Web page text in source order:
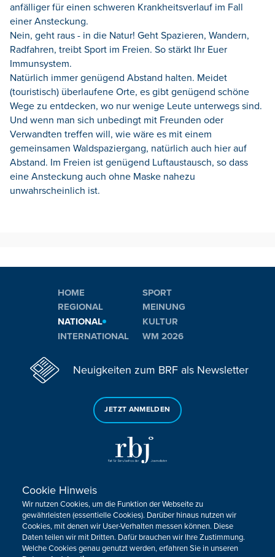
anfälliger für einen schweren Krankheitsverlauf im Fall
einer Ansteckung.
Nein, geht raus - in die Natur! Geht Spazieren, Wandern,
Radfahren, treibt Sport im Freien. So stärkt Ihr Euer
Immunsystem.
Natürlich immer genügend Abstand halten. Meidet
(touristisch) überlaufene Orte, es gibt genügend schöne
Wege zu entdecken, wo nur wenige Leute unterwegs sind.
Und wenn man sich unbedingt mit Freunden oder
Verwandten treffen will, wie wäre es mit einem
gemeinsamen Waldspaziergang, natürlich auch hier auf
Abstand. Im Freien ist genügend Luftaustausch, so dass
eine Ansteckung auch ohne Maske nahezu
unwahrscheinlich ist.
HOME
REGIONAL
NATIONAL
INTERNATIONAL
SPORT
MEINUNG
KULTUR
WM 2026
Neuigkeiten zum BRF als Newsletter
JETZT ANMELDEN
Sie haben noch Fragen oder Anmerkungen?
KONTAKTIEREN SIE UNS!
Impressum Datenschutz Kontakt
Barrierefreiheit
Cookie Hinweis
Wir nutzen Cookies, um die Funktion der Webseite zu
gewährleisten (essentielle Cookies). Darüber hinaus nutzen wir
Cookies, mit denen wir User-Verhalten messen können. Diese
Daten teilen wir mit Dritten. Dafür brauchen wir Ihre Zustimmung.
Welche Cookies genau genutzt werden, erfahren Sie in unseren